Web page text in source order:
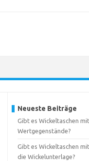
Neueste Beiträge
Gibt es Wickeltaschen
Wertgegenstände?
Gibt es Wickeltaschen
die Wickelunterlage?